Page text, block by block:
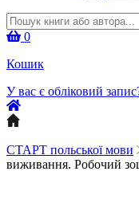
Шукати:
0
Кошик
У вас є обліковий
СТАРТ польської мови
виживання. Робочий